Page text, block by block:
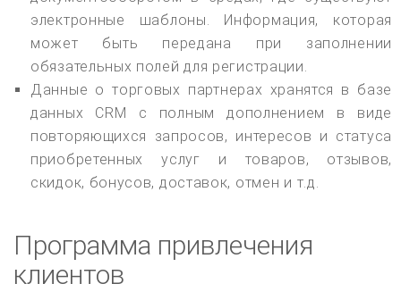
электронные шаблоны. Информация, которая
может быть передана при заполнении
обязательных полей для регистрации.
Данные о торговых партнерах хранятся в базе
данных CRM с полным дополнением в виде
повторяющихся запросов, интересов и статуса
приобретенных услуг и товаров, отзывов,
скидок, бонусов, доставок, отмен и т.д.
Программа привлечения
клиентов